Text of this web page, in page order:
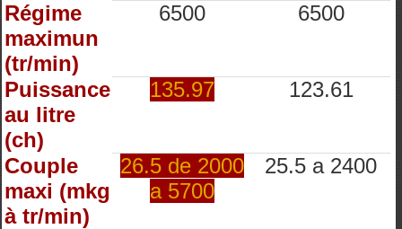
Régime
maximun
(tr/min)
6500 6500
Puissance
au litre
(ch)
135.97 123.61
Couple
maxi (mkg
à tr/min)
26.5 de 2000
a 5700
25.5 a 2400